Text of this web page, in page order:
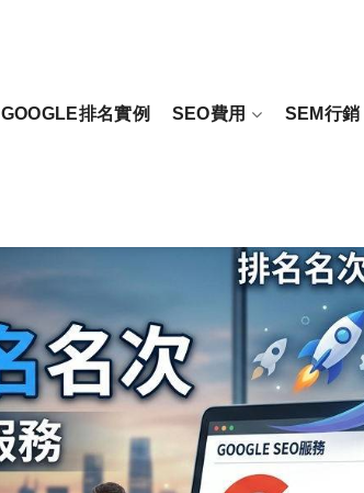
GOOGLE排名實例 SEO費用 SEM行銷